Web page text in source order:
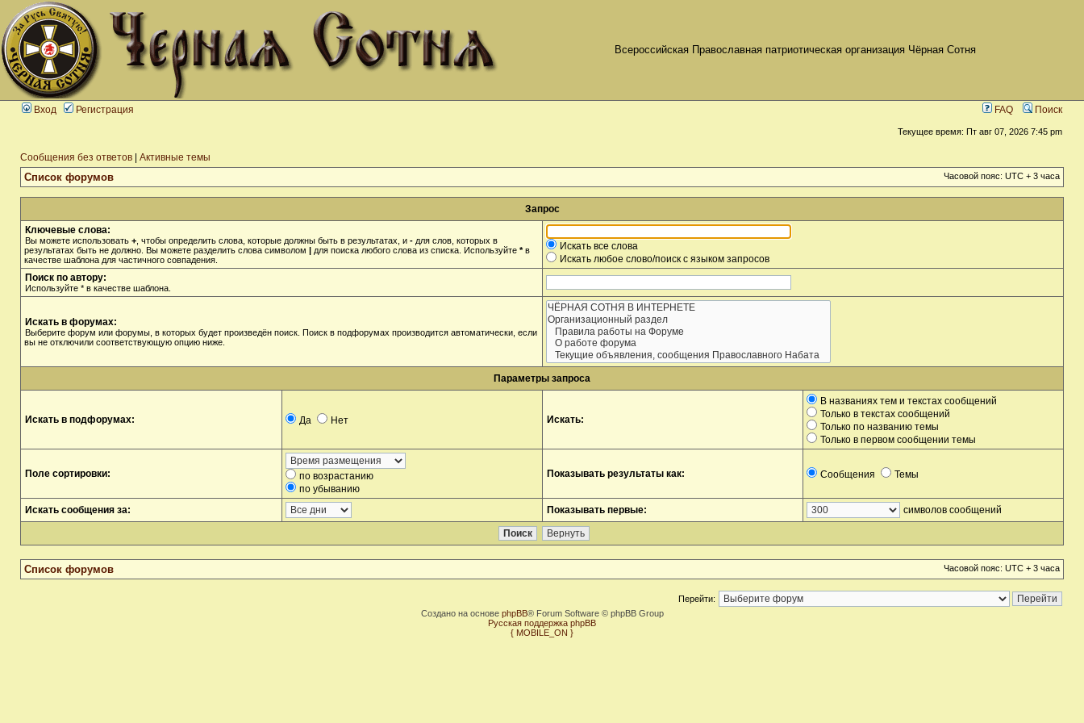
Всероссийская Православная патриотическая организация Чёрная Сотня
Вход Регистрация FAQ Поиск
Текущее время: Пт авг 07, 2026 7:45 pm
Сообщения без ответов Активные темы
Список форумов Часовой пояс: UTC + 3 часа
Запрос
Ключевые слова:
Вы можете использовать + , чтобы определить слова, которые должны быть в результатах, и - для слов, которых в
результатах быть не должно. Вы можете разделить слова символом | для поиска любого слова из списка. Используйте *в
качестве шаблона для частичного совпадения.
Искать все слова
Искать любое слово/поиск с языком запросов
Поиск по автору:
Используйте * в качестве шаблона.
Искать в форумах:
Выберите форум или форумы, в которых будет произведён поиск. Поиск в подфорумах производится автоматически, если
вы не отключили соответствующую опцию ниже.
Параметры запроса
Искать в подфорумах: Да Нет Искать:
В названиях тем и текстах сообщений
Только в текстах сообщений
Только по названию темы
Только в первом сообщении темы
Поле сортировки:
по возрастанию
по убыванию
Показывать результаты как: Сообщения Темы
Искать сообщения за: Показывать первые: символов сообщений
Список форумов Часовой пояс: UTC + 3 часа
Перейти:
Создано на основе phpBB® Forum Software © phpBB Group
Русская поддержка phpBB
{ MOBILE_ON }